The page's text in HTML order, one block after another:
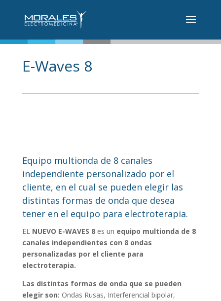
E-Waves 8
Equipo multionda de 8 canales
independiente personalizado por el
cliente, en el cual se pueden elegir las
distintas formas de onda que desea
tener en el equipo para electroterapia.
EL NUEVO E-WAVES 8 es un equipo multionda de 8
canales independientes con 8 ondas
personalizadas por el cliente para
electroterapia.
Las distintas formas de onda que se pueden
elegir son: Ondas Rusas, Interferencial bipolar,